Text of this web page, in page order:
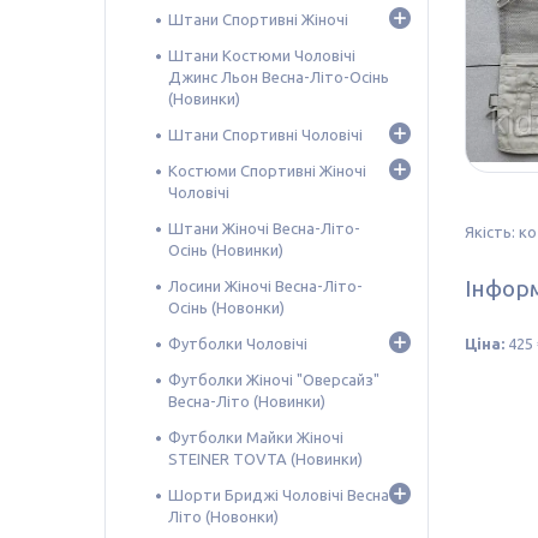
Якість:
Ціна: 425
Штани Спортивні Жіночі
Штани Костюми Чоловічі
Джинс Льон Весна-Літо-Осінь
(Новинки)
Штани Спортивні Чоловічі
Костюми Спортивні Жіночі
Чоловічі
Штани Жіночі Весна-Літо-
Осінь (Новинки)
Лосини Жіночі Весна-Літо-
Осінь (Новонки)
Футболки Чоловічі
Футболки Жіночі "Оверсайз"
Весна-Літо (Новинки)
Футболки Майки Жіночі
STEINER TOVTA (Новинки)
Шорти Бриджі Чоловічі Весна-
Літо (Новонки)